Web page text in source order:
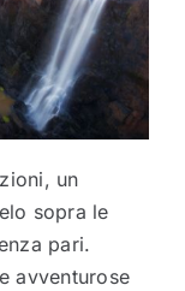
un
sopra le
pari.
avventurose